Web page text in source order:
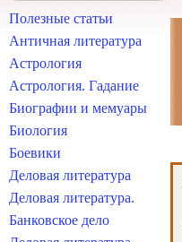
Полезные статьи
Античная литература
Астрология
Астрология. Гадание
Биографии и мемуары
Биология
Боевики
Деловая литература
Деловая литература.
Банковское дело